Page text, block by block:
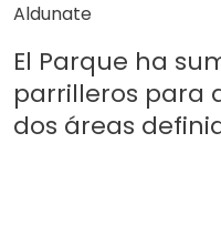
Aldunate
El Parque ha
parrilleros para
dos áreas